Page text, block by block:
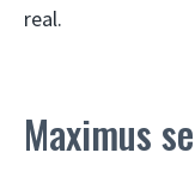
real.
Maximus